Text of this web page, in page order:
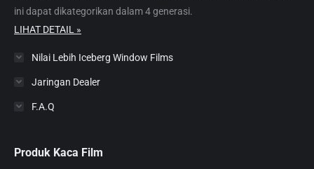
ini dapat dikategorikan dalam 4 generasi.
LIHAT DETAIL »
Nilai Lebih Iceberg Window Films
Jaringan Dealer
F.A.Q
Produk Kaca Film